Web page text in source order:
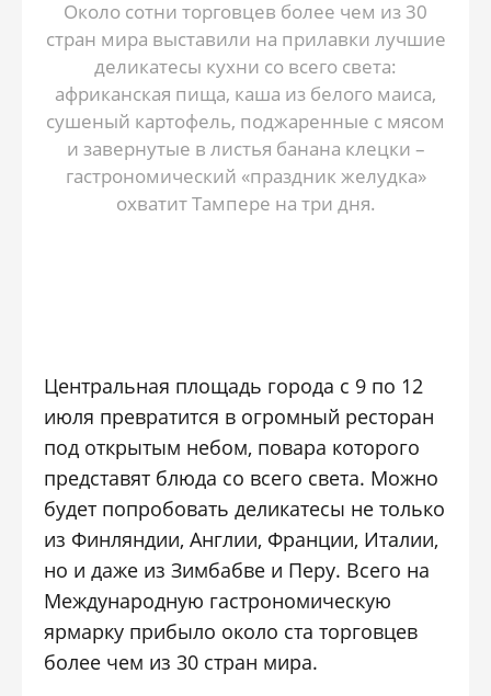
Около сотни торговцев более чем из 30
стран мира выставили на прилавки лучшие
деликатесы кухни со всего света:
африканская пища, каша из белого маиса,
сушеный картофель, поджаренные с мясом
и завернутые в листья банана клецки –
гастрономический «праздник желудка»
охватит Тампере на три дня.
Центральная площадь города с 9 по 12
июля превратится в огромный ресторан
под открытым небом, повара которого
представят блюда со всего света. Можно
будет попробовать деликатесы не только
из Финляндии, Англии, Франции, Италии,
но и даже из Зимбабве и Перу. Всего на
Международную гастрономическую
ярмарку прибыло около ста торговцев
более чем из 30 стран мира.